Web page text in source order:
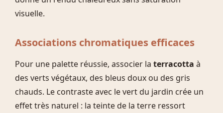
visuelle.
Associations chromatiques efficaces
Pour une palette réussie, associer la terracotta à
des verts végétaux, des bleus doux ou des gris
chauds. Le contraste avec le vert du jardin crée un
effet très naturel : la teinte de la terre ressort